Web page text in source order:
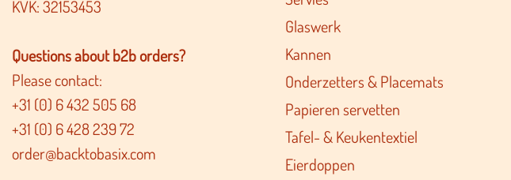
KVK: 32153453
Questions about b2b orders?
Please contact:
+31 (0) 6 432 505 68
+31 (0) 6 428 239 72
order@backtobasix.com
Glaswerk
Kannen
Onderzetters & Placemats
Papieren servetten
Tafel- & Keukentextiel
Eierdoppen